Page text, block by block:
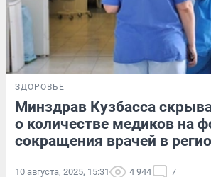
ЗДОРОВЬЕ
Минздрав Кузбасса
о количестве медиков на
сокращения врачей в
10 августа, 2025, 15:31 4 944 7